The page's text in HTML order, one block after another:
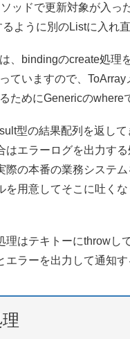
ッドで更新対象が入
ように別のListに入れ
、bindingのcreate処理
ていますので、
ためにGenericのwhere
型の結果配列を返し
はエラーログを出力す
際の本番の業務システ
を用意してそこに吐く
理はテキトーにthrowし
ラーを出力して通知